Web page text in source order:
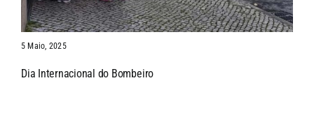
5 Maio, 2025
Dia Internacional do Bombeiro